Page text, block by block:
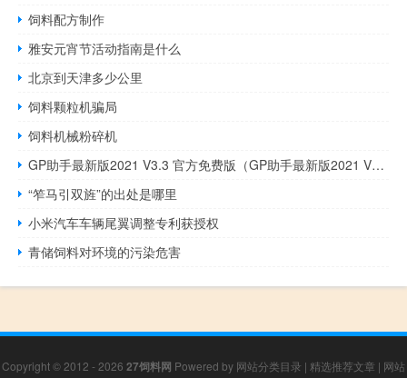
饲料配方制作
雅安元宵节活动指南是什么
北京到天津多少公里
饲料颗粒机骗局
饲料机械粉碎机
GP助手最新版2021 V3.3 官方免费版（GP助手最新版2021 V3.3 官方免费版功能简介）
“笮马引双旌”的出处是哪里
小米汽车车辆尾翼调整专利获授权
青储饲料对环境的污染危害
Copyright © 2012 - 2026 27饲料网 Powered by 网站分类目录 | 精选推荐文章 | 网站